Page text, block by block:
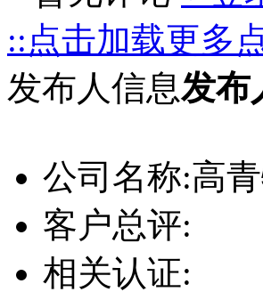
::点击加载更多
发布人信息发布
公司名称:高
客户总评:
相关认证: